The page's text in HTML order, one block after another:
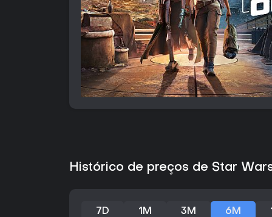
Histórico de preços de Star
7D 1M 3M 6M